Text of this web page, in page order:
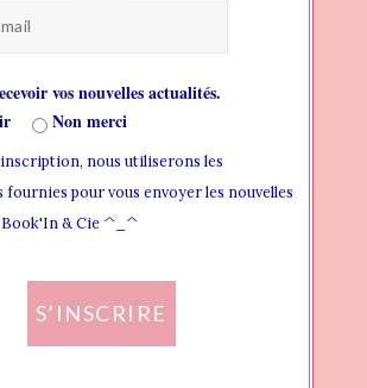
STYLES
AREAS
NEW WIDGET AREA
vos nouvelles actualités.
Non merci
nous utiliserons les
pour vous envoyer les nouvelles
Book'In & Cie ^_^
S’INSCRIRE